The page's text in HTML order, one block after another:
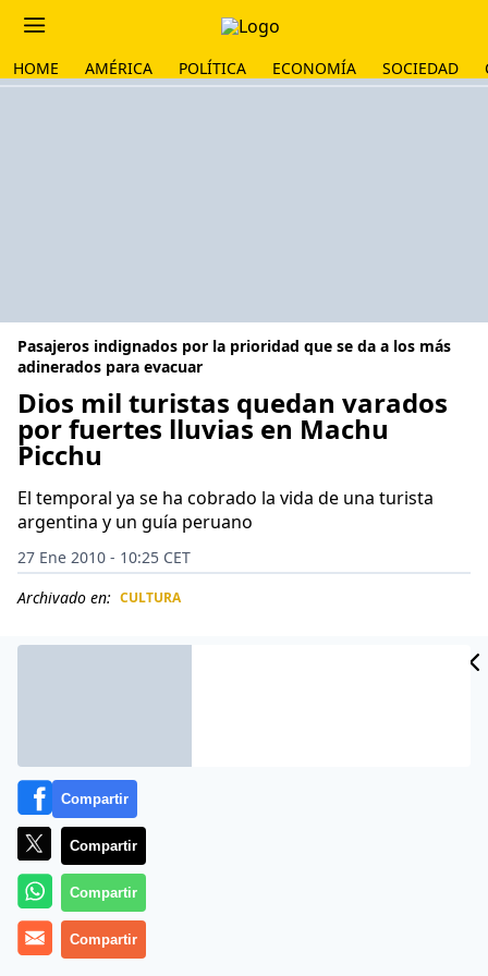
HOME AMÉRICA POLÍTICA ECONOMÍA SOCIEDAD
Pasajeros indignados por la prioridad que se da a los más
adinerados para evacuar
Dios mil turistas quedan varados
por fuertes lluvias en Machu
Picchu
El temporal ya se ha cobrado la vida de una turista
argentina y un guía peruano
27 Ene 2010 - 10:25 CET
Archivado en: CULTURA
La evacuación de unos 2.000 turistas que quedaron
Compartir
Compartir
Compartir
Compartir